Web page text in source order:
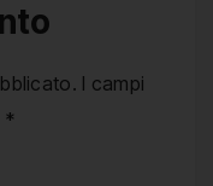
I campi
*